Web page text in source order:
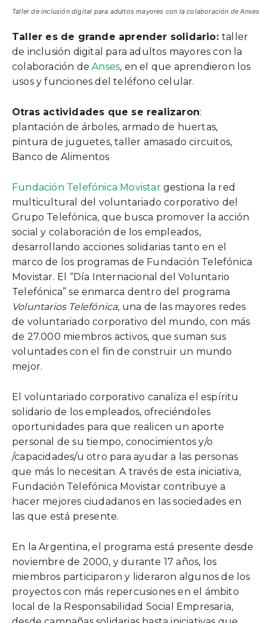
Taller de inclusión digital para adultos mayores con la colaboración de Anses
Taller es de grande aprender solidario: taller
de inclusión digital para adultos mayores con la
colaboración deAnses, en el que aprendieron los
usos y funciones del teléfono celular.
Otras actividades que se realizaron:
plantación de árboles, armado de huertas,
pintura de juguetes, taller amasado circuitos,
Banco de Alimentos
Fundación Telefónica Movistargestiona la red
multicultural del voluntariado corporativo del
Grupo Telefónica, que busca promover la acción
social y colaboración de los empleados,
desarrollando acciones solidarias tanto en el
marco de los programas de Fundación Telefónica
Movistar. El “Día Internacional del Voluntario
Telefónica” se enmarca dentro del programa
Voluntarios Telefónica, una de las mayores redes
de voluntariado corporativo del mundo, con más
de 27.000 miembros activos, que suman sus
voluntades con el fin de construir un mundo
mejor.
El voluntariado corporativo canaliza el espíritu
solidario de los empleados, ofreciéndoles
oportunidades para que realicen un aporte
personal de su tiempo, conocimientos y/o
/capacidades/u otro para ayudar a las personas
que más lo necesitan. A través de esta iniciativa,
Fundación Telefónica Movistar contribuye a
hacer mejores ciudadanos en las sociedades en
las que está presente.
En la Argentina, el programa está presente desde
noviembre de 2000, y durante 17 años, los
miembros participaron y lideraron algunos de los
proyectos con más repercusiones en el ámbito
local de la Responsabilidad Social Empresaria,